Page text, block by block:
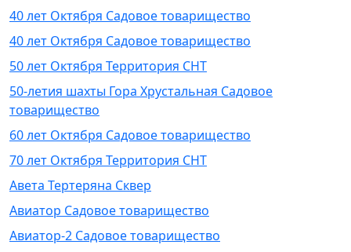
40 лет Октября Садовое товарищество
40 лет Октября Садовое товарищество
50 лет Октября Территория СНТ
50-летия шахты Гора Хрустальная Садовое
товарищество
60 лет Октября Садовое товарищество
70 лет Октября Территория СНТ
Авета Тертеряна Сквер
Авиатор Садовое товарищество
Авиатор-2 Садовое товарищество